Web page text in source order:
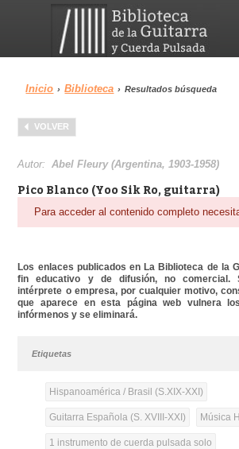
Menu
Biblioteca
Inicio › Biblioteca › Resultados búsqueda
VOLVER
Autor:Abel Fleury (Argentina, 1903-1958)
Pico Blanco (Yoo Sik Ro, guitarra)
Para acceder al contenido completo
Los enlaces publicados en La Biblioteca de la
fin educativo y de difusión, no comercial.
intérprete o empresa, por cualquier motivo,
que aparece en esta página web vulnera
infórmenos y se eliminará.
Etiquetas
Hispanoamérica / Brasil (S.XIX-XXI)
Guitarra Española (S. XVIII-XXI) Música
1 instrumento de cuerda pulsada solo